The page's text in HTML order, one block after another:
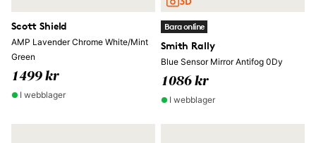
Scott Shield
AMP Lavender Chrome White/Mint
Green
1499 kr
I webblager
Bara online
Smith Rally
Blue Sensor Mirror Antifog 0Dy
1086 kr
I webblager